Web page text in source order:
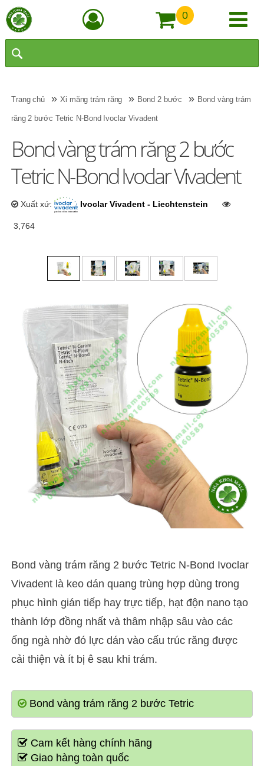
0
Trang chủ »Xi măng trám răng » Bond 2 bước » Bond vàng trám
răng 2 bước Tetric N-Bond Ivoclar Vivadent
Bond vàng trám răng 2 bước
Tetric N-Bond Ivoclar Vivadent
Xuất xứ: Ivoclar Vivadent - Liechtenstein
3,764
Bond vàng trám răng 2 bước Tetric N-Bond Ivoclar
Vivadent là keo dán quang trùng hợp dùng trong
phục hình gián tiếp hay trực tiếp, hạt độn nano tạo
thành lớp đồng nhất và thâm nhập sâu vào các
ống ngà nhờ đó lực dán vào cấu trúc răng được
cải thiện và ít bị ê sau khi trám.
Bond vàng trám răng 2 bước Tetric
Cam kết hàng chính hãng
Giao hàng toàn quốc